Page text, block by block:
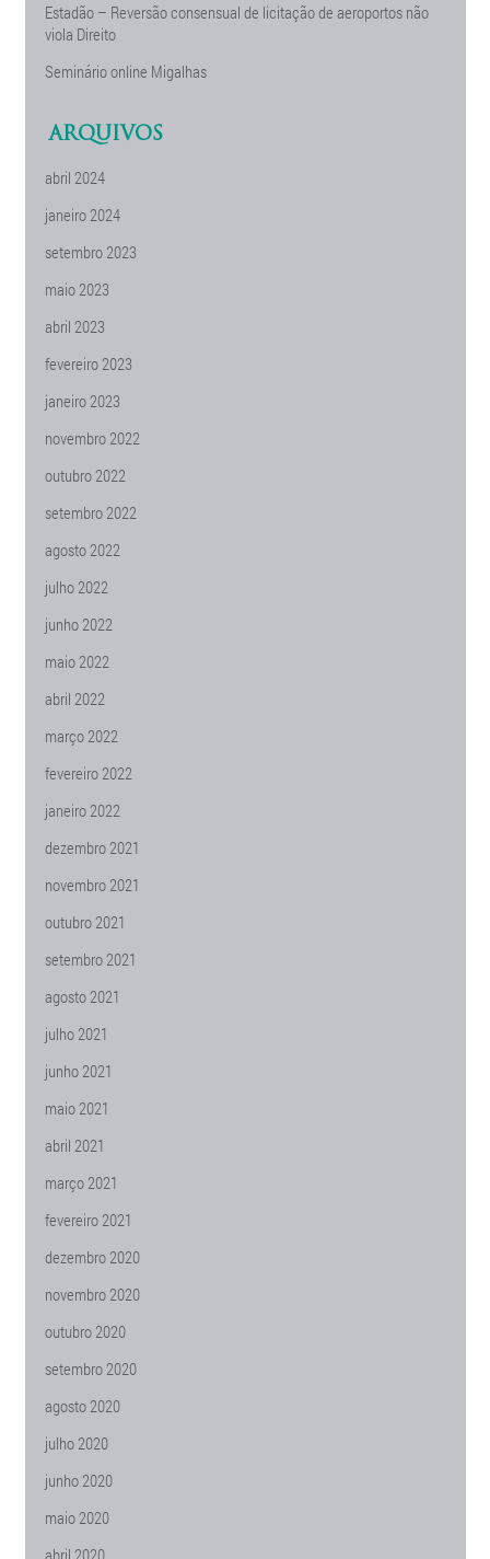
Estadão – Reversão consensual de licitação de aeroportos não
viola Direito
Seminário online Migalhas
ARQUIVOS
abril 2024
janeiro 2024
setembro 2023
maio 2023
abril 2023
fevereiro 2023
janeiro 2023
novembro 2022
outubro 2022
setembro 2022
agosto 2022
julho 2022
junho 2022
maio 2022
abril 2022
março 2022
fevereiro 2022
janeiro 2022
dezembro 2021
novembro 2021
outubro 2021
setembro 2021
agosto 2021
julho 2021
junho 2021
maio 2021
abril 2021
março 2021
fevereiro 2021
dezembro 2020
novembro 2020
outubro 2020
setembro 2020
agosto 2020
julho 2020
junho 2020
maio 2020
abril 2020